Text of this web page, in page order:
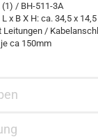
(1) / BH-511-3A
x B X H: ca. 34,5 x
Leitungen /
ca 150mm